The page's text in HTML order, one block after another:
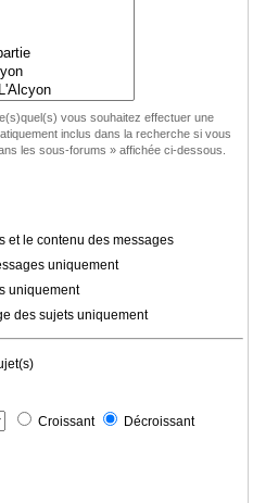
vous souhaitez effectuer une
inclus dans la recherche si vous
les sous-forums » affichée ci-dessous.
et le contenu des messages
uniquement
uniquement
des sujets uniquement
Croissant Décroissant